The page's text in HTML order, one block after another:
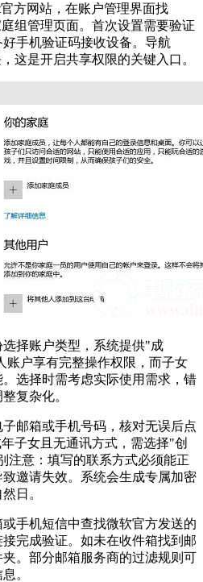
方网站，在账户管理界面找
组管理页面。首次设置需要验证
手机验证码接收设备。导航
这是开启共享权限的关键入口。
择账户类型，系统提供"成
账户享有完整操作权限，而子女
选择时需考虑实际使用需求，错
复杂化。
邮箱或手机号码，核对无误后点
子女且无通讯方式，需选择"创
注意：填写的联系方式必须能正
邀请失效。系统会生成专属加密
日。
手机短信中查找微软官方发送的
完成验证。如未在收件箱找到邮
。部分邮箱服务商的过滤规则可
。